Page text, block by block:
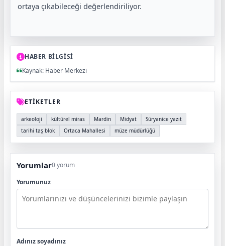
ortaya çıkabileceği değerlendiriliyor.
HABER BİLGİSİ
Kaynak: Haber Merkezi
ETİKETLER
arkeoloji kültürel miras Mardin Midyat
Süryanice yazıt
tarihi taş blok
Ortaca Mahallesi müze müdürlüğü
Yorumlar0 yorum
Yorumunuz
Adınız soyadınız